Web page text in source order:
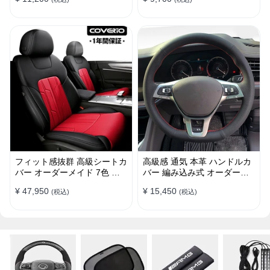
38CM け簡単 38CM
フィット感抜群 高級シートカ
バー オーダーメイド 7色 防
ト
¥ 47,950 (税込)
高級感 通気 本革 ハンドルカ
バー 編み込み式 オーダーメ
プ
¥ 15,450 (税込)